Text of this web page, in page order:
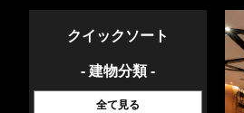
クイックソート
- 建物分類 -
全て見る